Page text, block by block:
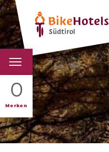
0
Merken